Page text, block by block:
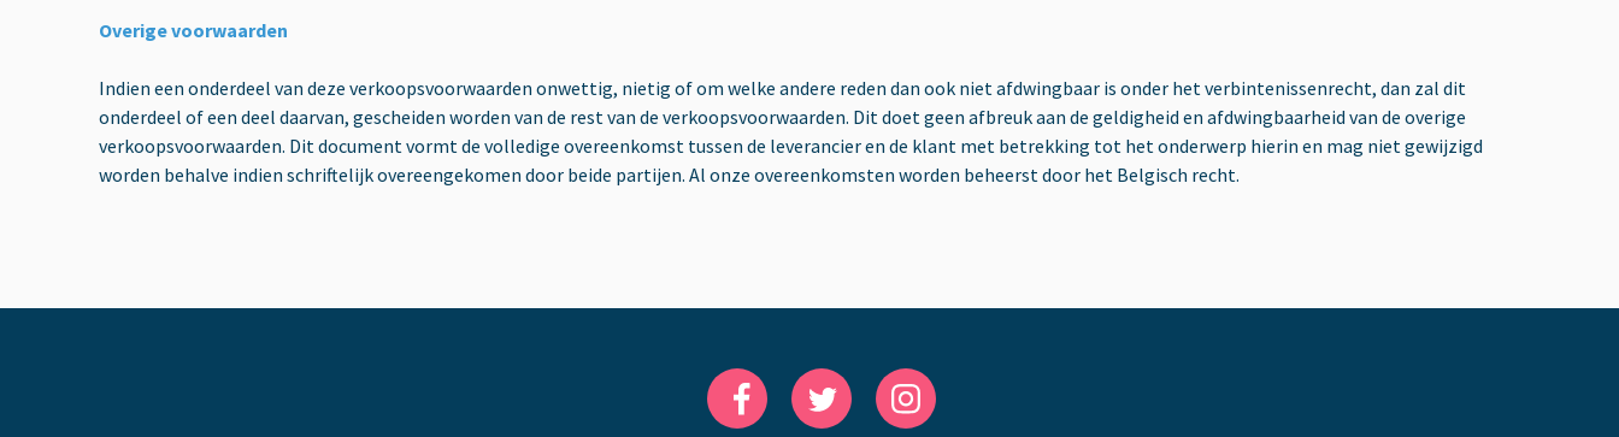
Overige voorwaarden
Indien een onderdeel van deze verkoopsvoorwaarden onwettig, nietig of om welke andere reden dan ook niet afdwingbaar is onder het verbintenissenrecht, dan zal dit
onderdeel of een deel daarvan, gescheiden worden van de rest van de verkoopsvoorwaarden. Dit doet geen afbreuk aan de geldigheid en afdwingbaarheid van de overige
verkoopsvoorwaarden. Dit document vormt de volledige overeenkomst tussen de leverancier en de klant met betrekking tot het onderwerp hierin en mag niet gewijzigd
worden behalve indien schriftelijk overeengekomen door beide partijen. Al onze overeenkomsten worden beheerst door het Belgisch recht.